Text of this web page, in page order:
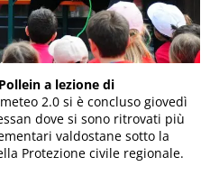
a lezione di
2.0 si è concluso giovedì
dove si sono ritrovati più
valdostane sotto la
Protezione civile regionale.